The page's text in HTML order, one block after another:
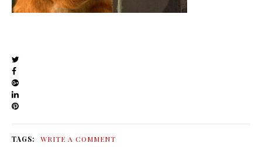
TAGS: WRITE A COMMENT